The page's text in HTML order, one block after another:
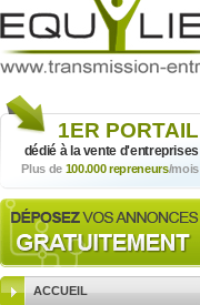
1ER PORTAIL
dédié à la vente d'entreprises
Plus de 100.000 repreneurs/mois
ACCUEIL